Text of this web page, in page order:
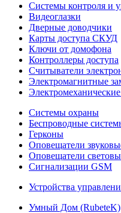
Системы контроля и
Видеоглазки
Дверные доводчики
Карты доступа СКУД
Ключи от домофона
Контроллеры доступа
Считыватели
Электромагнитные
Системы охраны
Беспроводные
Герконы
Оповещатели
Оповещатели
Сигнализации GSM
Устройства
Умный Дом (RubeteK)